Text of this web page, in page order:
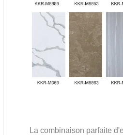
La combinaison parfaite